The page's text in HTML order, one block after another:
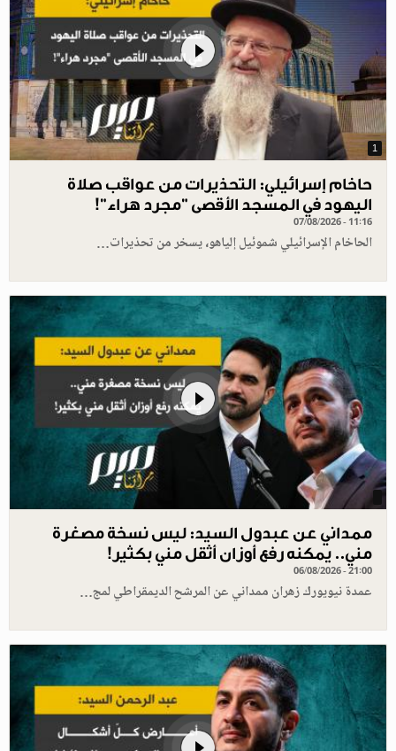
1
حاخام إسرائيلي: التحذيرات من عواقب صلاة
اليهود في المسجد الأقصى "مجرد هراء"!
07/08/2026 - 11:16
الحاخام الإسرائيلي شموئيل إلياهو، يسخر من تحذيرات…
ممداني عن عبدول السيد: ليس نسخة مصغرة
مني.. يمكنه رفع أوزان أثقل مني بكثير!
06/08/2026 - 21:00
عمدة نيويورك زهران ممداني عن المرشح الديمقراطي لمج…